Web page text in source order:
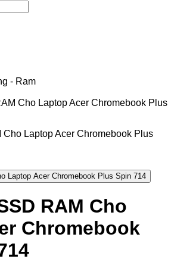
- Ram
Cho Laptop Acer Chromebook Plus
RAM Cho
Chromebook